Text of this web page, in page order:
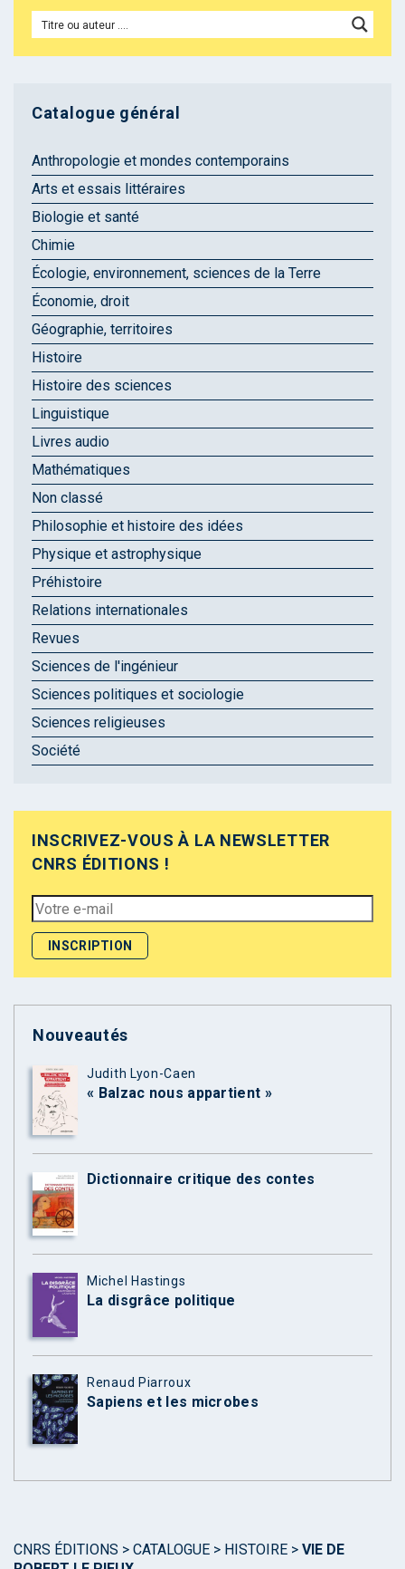
Catalogue général
Anthropologie et mondes contemporains
Arts et essais littéraires
Biologie et santé
Chimie
Écologie, environnement, sciences de la Terre
Économie, droit
Géographie, territoires
Histoire
Histoire des sciences
Linguistique
Livres audio
Mathématiques
Non classé
Philosophie et histoire des idées
Physique et astrophysique
Préhistoire
Relations internationales
Revues
Sciences de l'ingénieur
Sciences politiques et sociologie
Sciences religieuses
Société
INSCRIVEZ-VOUS À LA NEWSLETTER
CNRS ÉDITIONS !
Nouveautés
Judith Lyon-Caen
« Balzac nous appartient »
Dictionnaire critique des contes
Michel Hastings
La disgrâce politique
Renaud Piarroux
Sapiens et les microbes
CNRS ÉDITIONS > CATALOGUE > HISTOIRE > VIE DE